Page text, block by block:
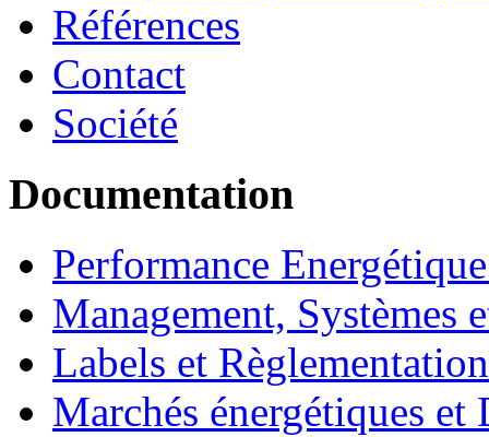
Références
Contact
Société
Documentation
Performance
Management, Systèmes
Labels et
Marchés énergétiques